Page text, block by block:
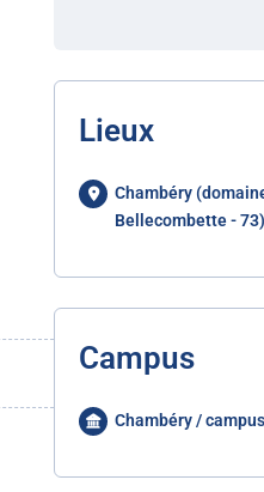
Lieux
Chambéry
Bellecombette - 73)
Campus
Chambéry /